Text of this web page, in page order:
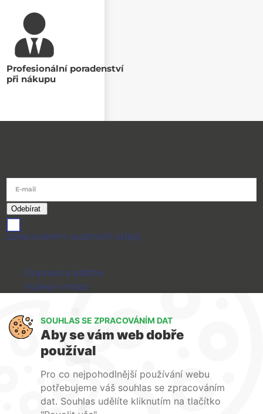
Profesionální poradenství
při nákupu
E-mail
zpracováním osobních údajů
Doprava a platba
Výdejní místo
GDPR
WIRPO s.r.o.
Obchodní podmínky
O nás
Kontakty
SOUHLAS SE ZPRACOVÁNÍM DAT
Aby se vám web dobře
používal
Pro co nejpohodlnější používání webu
potřebujeme váš souhlas se zpracováním
dat. Souhlas udělíte kliknutím na tlačítko